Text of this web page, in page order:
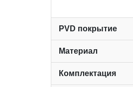
PVD покрытие
Материал
Комплектация